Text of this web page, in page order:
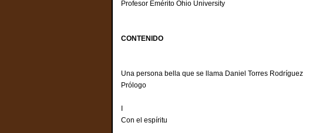
Profesor Emérito Ohio University
CONTENIDO
Una persona bella que se llama Daniel Torres Rodríguez
Prólogo
Con el espíritu